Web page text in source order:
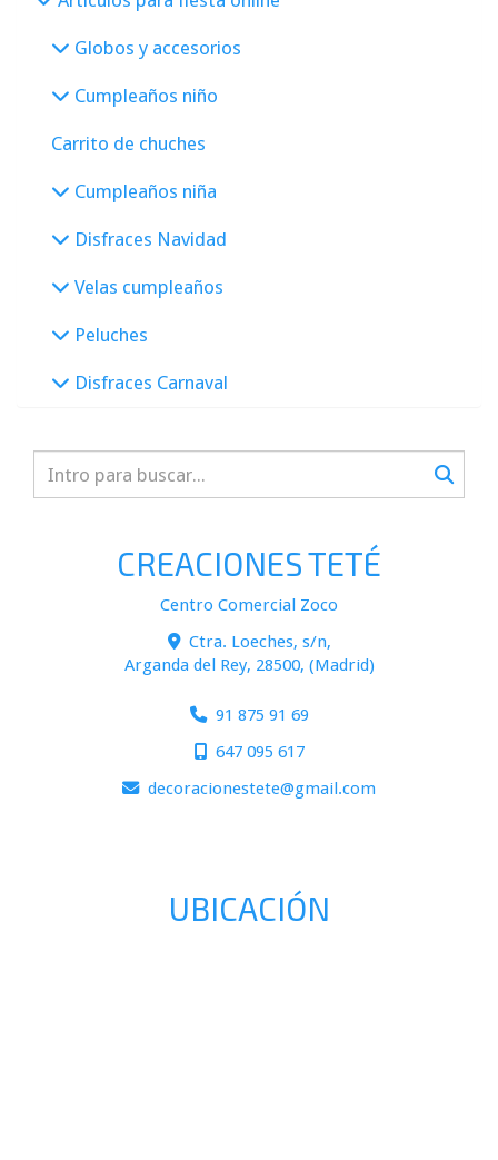
Globos y accesorios
Cumpleaños niño
Carrito de chuches
Cumpleaños niña
Disfraces Navidad
Velas cumpleaños
Peluches
Disfraces Carnaval
CREACIONES TETÉ
Centro Comercial Zoco
Ctra. Loeches, s/n,
Arganda del Rey, 28500, (Madrid)
91 875 91 69
647 095 617
decoracionestete
gmail.com
UBICACIÓN